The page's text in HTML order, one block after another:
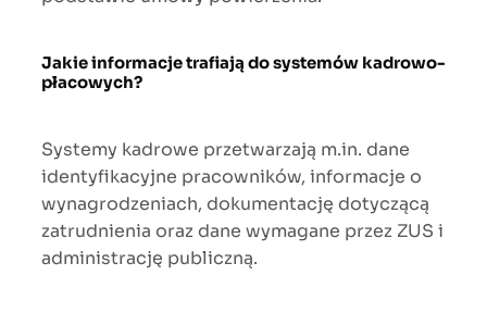
Jakie informacje trafiają do systemów kadrowo-
płacowych?
Systemy kadrowe przetwarzają m.in. dane
identyfikacyjne pracowników, informacje o
wynagrodzeniach, dokumentację dotyczącą
zatrudnienia oraz dane wymagane przez ZUS i
administrację publiczną.